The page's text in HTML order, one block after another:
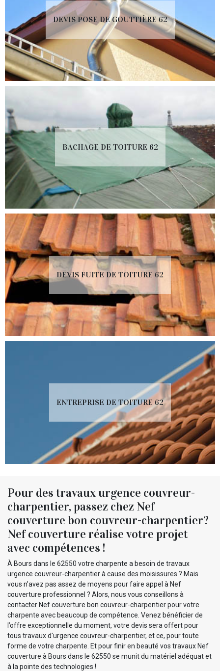
DEVIS POSE DE GOUTTIÈRE 62
BACHAGE DE TOITURE 62
DEVIS FUITE DE TOITURE 62
ENTREPRISE DE TOITURE 62
Pour des travaux urgence couvreur-
charpentier, passez chez Nef
couverture bon couvreur-charpentier?
Nef couverture réalise votre projet
avec compétences !
À Bours dans le 62550 votre charpente a besoin de travaux
urgence couvreur-charpentier à cause des moisissures ? Mais
vous n’avez pas assez de moyens pour faire appel à Nef
couverture professionnel ? Alors, nous vous conseillons à
contacter Nef couverture bon couvreur-charpentier pour votre
charpente avec beaucoup de compétence. Venez bénéficier de
l’offre exceptionnelle du moment, votre devis sera offert pour
tous travaux d'urgence couvreur-charpentier, et ce, pour toute
forme de votre charpente. Et pour finir en beauté vos travaux Nef
couverture à Bours dans le 62550 se munit du matériel adéquat et
à la pointe des technologies !